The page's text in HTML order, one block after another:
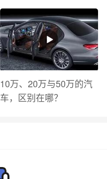
10万、20万与50万的汽
车，区别在哪？